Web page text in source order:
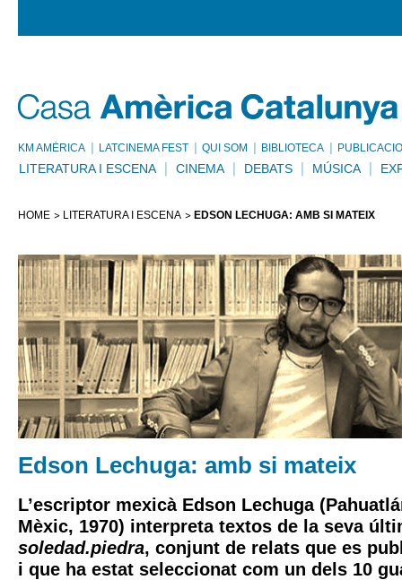
KM AMÈRICA LATCINEMA FEST QUI SOM BIBLIOTECA
LITERATURA I ESCENA CINEMA DEBATS MÚSICA
HOME LITERATURA I ESCENA EDSON LECHUGA: AMB SI MATEIX
Edson Lechuga: amb si mateix
L’escriptor mexicà Edson Lechuga
Mèxic, 1970) interpreta textos de la seva
soledad.piedra, conjunt de relats que es
i que ha estat seleccionat com un dels 10